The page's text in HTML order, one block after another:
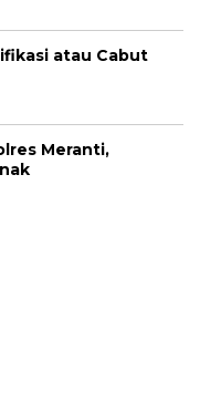
atau Cabut
Meranti,